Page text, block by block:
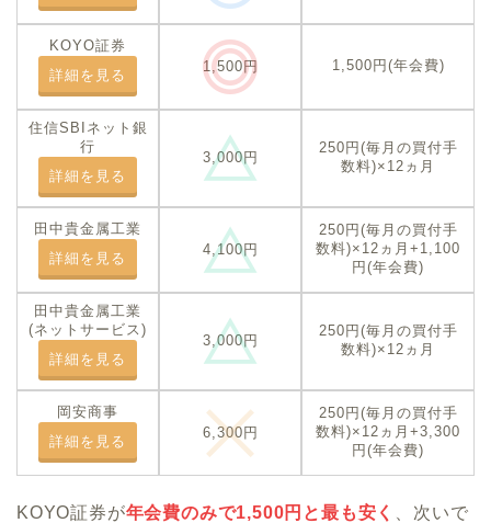
KOYO証券
詳細を見る
1,500円 1,500円(年会費)
住信SBIネット銀
行
詳細を見る
3,000円
250円(毎月の買付手
数料)×12ヵ月
田中貴金属工業
詳細を見る
4,100円
250円(毎月の買付手
数料)×12ヵ月+1,100
円(年会費)
田中貴金属工業
(ネットサービス)
詳細を見る
3,000円
250円(毎月の買付手
数料)×12ヵ月
岡安商事
詳細を見る
6,300円
250円(毎月の買付手
数料)×12ヵ月+3,300
円(年会費)
KOYO証券が年会費のみで1,500円と最も安く
、次いで